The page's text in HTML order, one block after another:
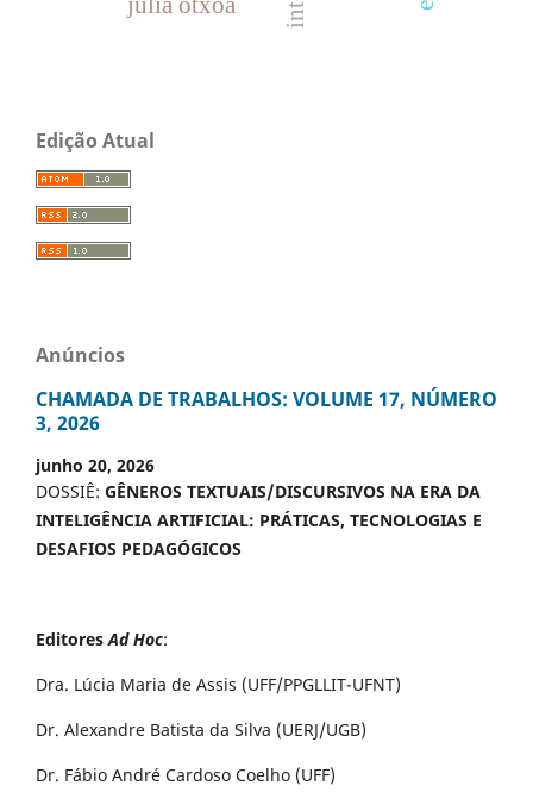
Edição Atual
Anúncios
CHAMADA DE TRABALHOS: VOLUME 17, NÚMERO
3, 2026
junho 20, 2026
DOSSIÊ: GÊNEROS TEXTUAIS/DISCURSIVOS NA ERA DA
INTELIGÊNCIA ARTIFICIAL: PRÁTICAS, TECNOLOGIAS E
DESAFIOS PEDAGÓGICOS
EditoresAd Hoc:
Dra. Lúcia Maria de Assis (UFF/PPGLLIT-UFNT)
Dr. Alexandre Batista da Silva (UERJ/UGB)
Dr. Fábio André Cardoso Coelho (UFF)